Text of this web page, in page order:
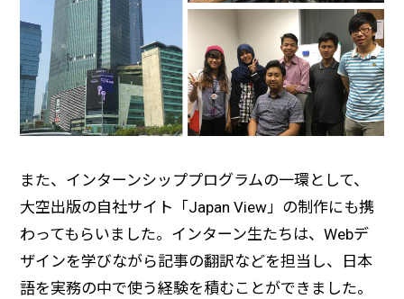
また、インターンシッププログラムの一環として、
大空出版の自社サイト「Japan View」の制作にも携
わってもらいました。インターン生たちは、Webデ
ザインを学びながら記事の翻訳などを担当し、日本
語を実務の中で使う経験を積むことができました。